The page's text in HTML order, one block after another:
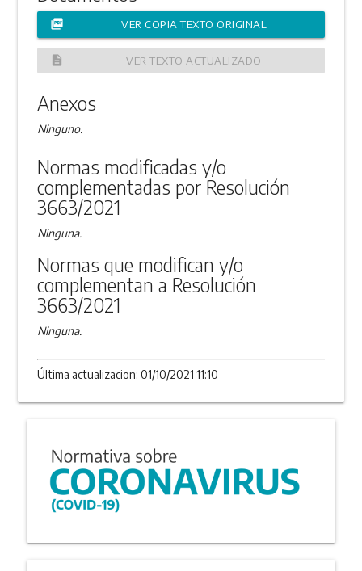
picture_as_pdf VER COPIA TEXTO ORIGINAL
description VER TEXTO ACTUALIZADO
Anexos
Ninguno.
Normas modificadas y/o
complementadas por Resolución
3663/2021
Ninguna.
Normas que modifican y/o
complementan a Resolución
3663/2021
Ninguna.
Última actualizacion: 01/10/2021 11:10